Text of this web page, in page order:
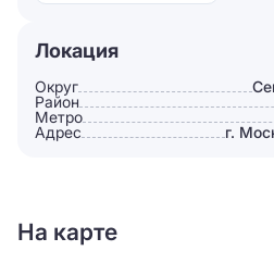
Локация
Округ
Район
Метро
Адрес
г.
На карте